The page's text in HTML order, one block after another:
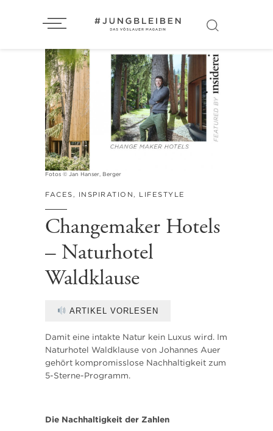
Fotos © Jan Hanser, Berger
FACES, INSPIRATION, LIFESTYLE
Changemaker Hotels
– Naturhotel
Waldklause
ARTIKEL VORLESEN
Damit eine intakte Natur kein Luxus wird. Im
Naturhotel Waldklause von Johannes Auer
gehört kompromisslose Nachhaltigkeit zum
5-Sterne-Programm.
Die Nachhaltigkeit der Zahlen